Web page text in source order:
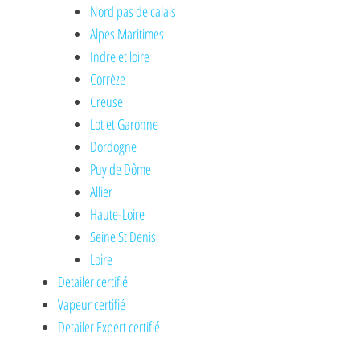
Nord pas de calais
Alpes Maritimes
Indre et loire
Corrèze
Creuse
Lot et Garonne
Dordogne
Puy de Dôme
Allier
Haute-Loire
Seine St Denis
Loire
Detailer certifié
Vapeur certifié
Detailer Expert certifié